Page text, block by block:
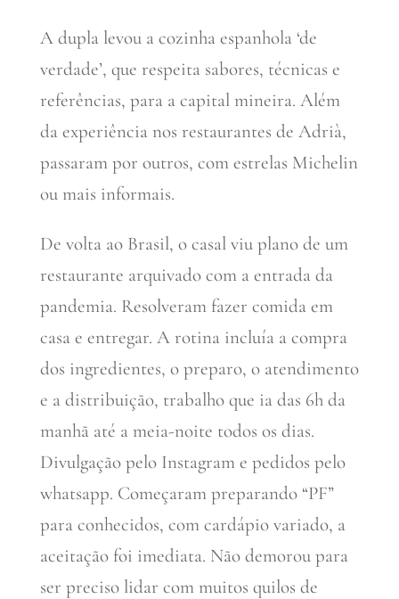
A dupla levou a cozinha espanhola ‘de
verdade’, que respeita sabores, técnicas e
referências, para a capital mineira. Além
da experiência nos restaurantes de Adrià,
passaram por outros, com estrelas Michelin
ou mais informais.
De volta ao Brasil, o casal viu plano de um
restaurante arquivado com a entrada da
pandemia. Resolveram fazer comida em
casa e entregar. A rotina incluía a compra
dos ingredientes, o preparo, o atendimento
e a distribuição, trabalho que ia das 6h da
manhã até a meia-noite todos os dias.
Divulgação pelo Instagram e pedidos pelo
whatsapp. Começaram preparando “PF”
para conhecidos, com cardápio variado, a
aceitação foi imediata. Não demorou para
ser preciso lidar com muitos quilos de